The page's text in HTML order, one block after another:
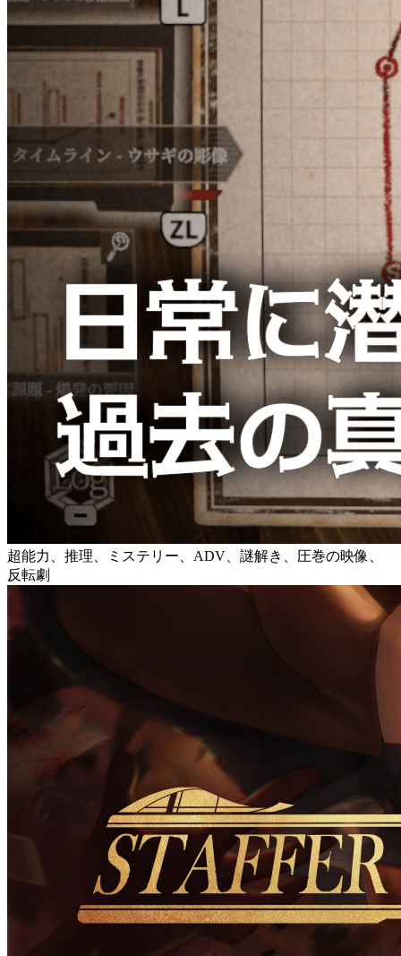
超能力、推理、ミステリー、ADV、謎解き、圧巻の映像、
反転劇